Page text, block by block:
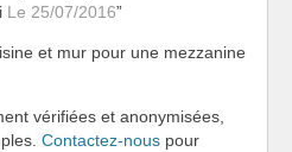
Le 25/07/2016
et mur pour une mezzanine
vérifiées et anonymisées,
Contactez-nous pour